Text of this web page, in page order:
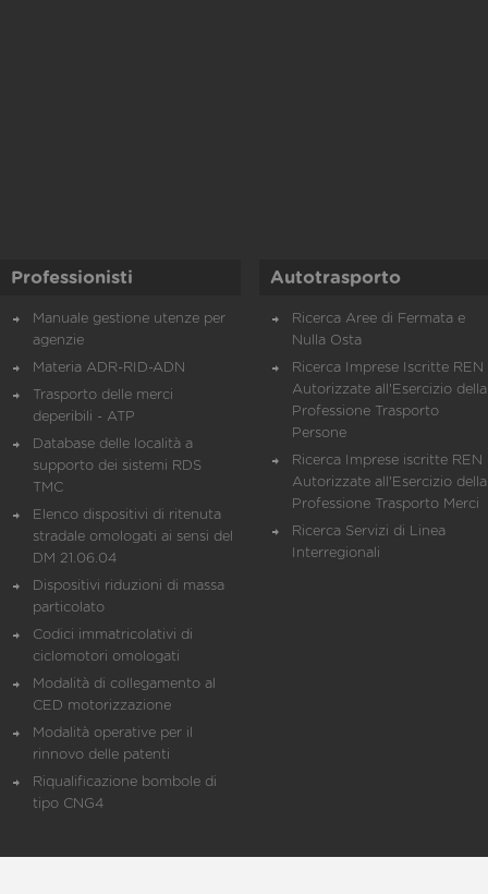
Professionisti
Manuale gestione utenze per
agenzie
Materia ADR-RID-ADN
Trasporto delle merci
deperibili - ATP
Database delle località a
supporto dei sistemi RDS
TMC
Elenco dispositivi di ritenuta
stradale omologati ai sensi del
DM 21.06.04
Dispositivi riduzioni di massa
particolato
Codici immatricolativi di
ciclomotori omologati
Modalità di collegamento al
CED motorizzazione
Modalità operative per il
rinnovo delle patenti
Riqualificazione bombole di
tipo CNG4
Autotrasporto
Ricerca Aree di Fermata e
Nulla Osta
Ricerca Imprese Iscritte REN
Autorizzate all'Esercizio della
Professione Trasporto
Persone
Ricerca Imprese iscritte REN
Autorizzate all'Esercizio della
Professione Trasporto Merci
Ricerca Servizi di Linea
Interregionali